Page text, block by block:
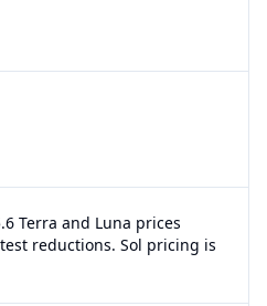
Terra and Luna prices
reductions. Sol pricing is